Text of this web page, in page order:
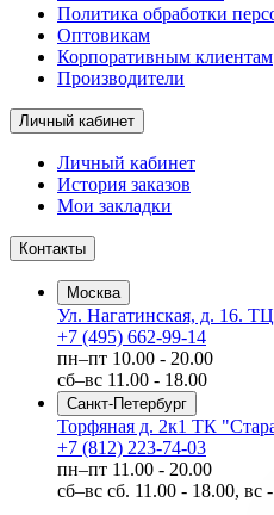
Политика обработки
Оптовикам
Корпоративным клиентам
Производители
Личный кабинет
Личный кабинет
История заказов
Мои закладки
Контакты
Москва
Ул. Нагатинская, д. 16.
+7 (495) 662-99-14
пн–пт 10.00 - 20.00
сб–вс 11.00 - 18.00
Санкт-Петербург
Торфяная д. 2к1 ТК
+7 (812) 223-74-03
пн–пт 11.00 - 20.00
сб–вс сб. 11.00 - 18.00, вс